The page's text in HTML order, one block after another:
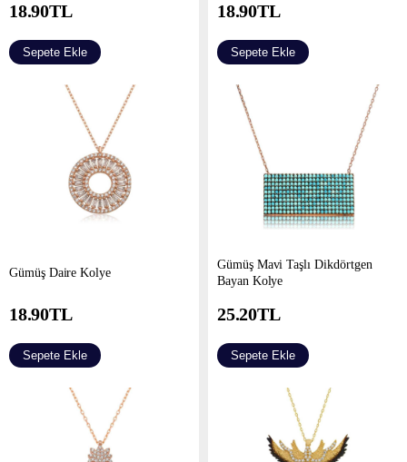
18.90TL
Sepete Ekle
18.90TL
Sepete Ekle
Gümüş Daire Kolye
18.90TL
Sepete Ekle
Gümüş Mavi Taşlı Dikdörtgen
Bayan Kolye
25.20TL
Sepete Ekle